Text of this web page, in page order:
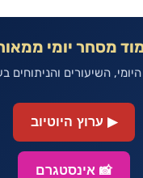
מסחר יומי
השיעורים והניתוחים
▶ ערוץ היוטיוב
📸 אינסטגרם